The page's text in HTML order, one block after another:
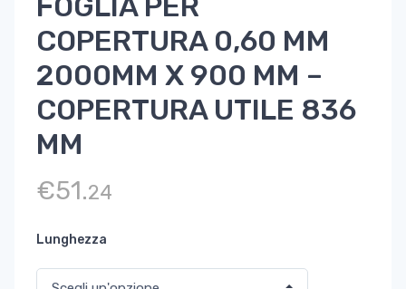
COPERTURA 0,60 MM
2000MM X 900 MM –
COPERTURA UTILE 836
MM
€51.24
Lunghezza